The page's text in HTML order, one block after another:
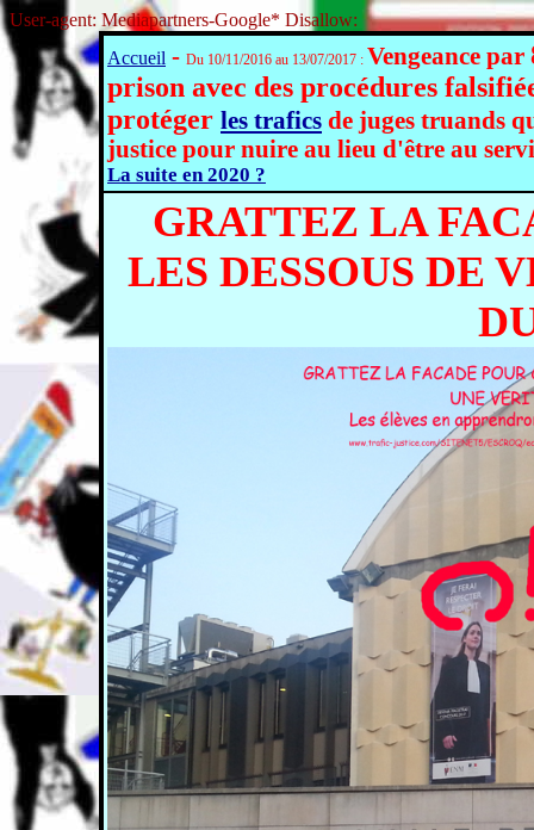
User-agent: Mediapartners-Google* Disallow:
Accueil - Du 10/11/2016 au 13/07/2017 : Vengeance par
prison avec des procédures
protéger les trafics de juges truands
justice pour nuire au lieu d'être au
La suite en 2020 ?
GRATTEZ LA
LES DESSOUS DE